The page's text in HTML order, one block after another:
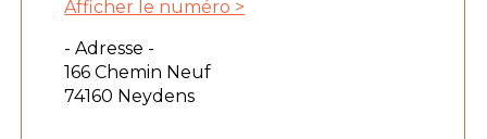
Afficher le numéro >
- Adresse -
166 Chemin Neuf
74160 Neydens